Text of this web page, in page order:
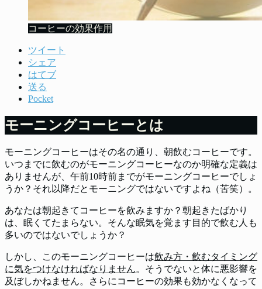
コーヒーの効果作用
ツイート
シェア
はてブ
送る
Pocket
モーニングコーヒーとは
モーニングコーヒーはその名の通り、朝飲むコーヒーです。
いつまでに飲むのがモーニングコーヒーなのか明確な定義は
ありませんが、午前10時前までがモーニングコーヒーでしょ
うか？それ以降だとモーニングではないですよね（苦笑）。
あなたは朝起きてコーヒーを飲みますか？朝起きたばかり
は、眠くてたまらない。そんな眠気を覚ます目的で飲む人も
多いのではないでしょうか？
しかし、このモーニングコーヒーは飲み方・飲むタイミング
に気をつけなければなりません。そうでないと体に悪影響を
及ぼしかねません。さらにコーヒーの効果も効かなくなって